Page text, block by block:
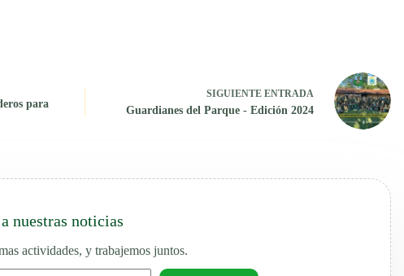
para
SIGUIENTE ENTRADA
Guardianes del Parque - Edición 2024
nuestras noticias
actividades, y trabajemos juntos.